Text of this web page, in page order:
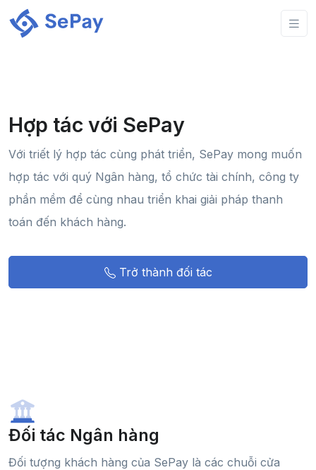
Hợp tác với SePay
Với triết lý hợp tác cùng phát triển, SePay mong muốn
hợp tác với quý Ngân hàng, tổ chức tài chính, công ty
phần mềm để cùng nhau triển khai giải pháp thanh
toán đến khách hàng.
Trở thành đối tác
Đối tác Ngân hàng
Đối tượng khách hàng của SePay là các chuỗi cửa